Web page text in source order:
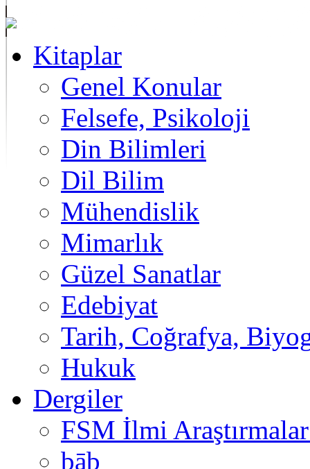
Kitaplar
Genel Konular
Felsefe, Psikoloji
Din Bilimleri
Dil Bilim
Mühendislik
Mimarlık
Güzel Sanatlar
Edebiyat
Tarih, Coğrafya,
Hukuk
Dergiler
FSM İlmi
bāb